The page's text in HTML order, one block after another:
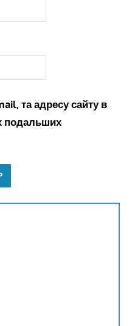
та адресу сайту в
подальших